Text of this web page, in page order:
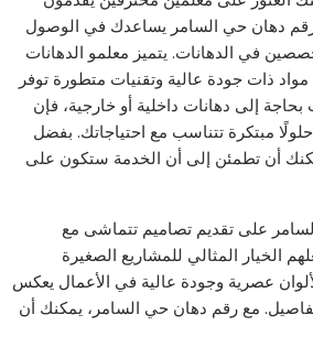
دهان حي السامر يساعدك في الوصول
في الدهانات. يتميز معلمو الدهانات
ذات جودة عالية وتقنيات متطورة توفر
إلى دهانات داخلية أو خارجية، فإن
مبتكرة تتناسب مع احتياجاتك. بفضل
أن تطمئن إلى أن الخدمة ستكون على
على تقديم تصاميم تتماشى مع
الخيار المثالي للمشاريع الصغيرة
عصرية وجودة عالية في الأعمال يعكس
مع رقم دهان حي السامر، يمكنك أن